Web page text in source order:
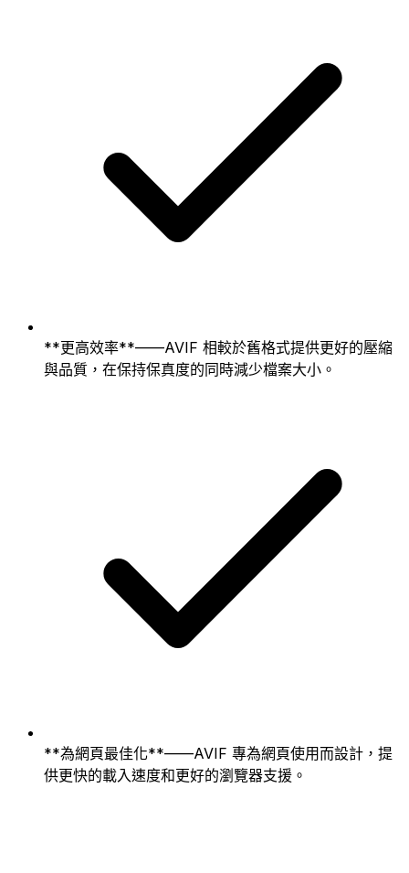
**更高效率**——AVIF 相較於舊格式提供更好的壓縮
與品質，在保持保真度的同時減少檔案大小。
**為網頁最佳化**——AVIF 專為網頁使用而設計，提
供更快的載入速度和更好的瀏覽器支援。